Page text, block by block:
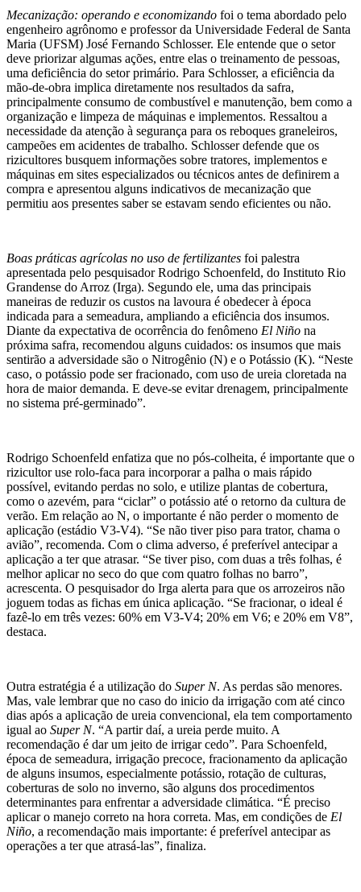
Mecanização: operando e economizando foi o tema abordado pelo
engenheiro agrônomo e professor da Universidade Federal de Santa
Maria (UFSM) José Fernando Schlosser. Ele entende que o setor
deve priorizar algumas ações, entre elas o treinamento de pessoas,
uma deficiência do setor primário. Para Schlosser, a eficiência da
mão-de-obra implica diretamente nos resultados da safra,
principalmente consumo de combustível e manutenção, bem como a
organização e limpeza de máquinas e implementos. Ressaltou a
necessidade da atenção à segurança para os reboques graneleiros,
campeões em acidentes de trabalho. Schlosser defende que os
rizicultores busquem informações sobre tratores, implementos e
máquinas em sites especializados ou técnicos antes de definirem a
compra e apresentou alguns indicativos de mecanização que
permitiu aos presentes saber se estavam sendo eficientes ou não.
Boas práticas agrícolas no uso de fertilizantes foi palestra
apresentada pelo pesquisador Rodrigo Schoenfeld, do Instituto Rio
Grandense do Arroz (Irga). Segundo ele, uma das principais
maneiras de reduzir os custos na lavoura é obedecer à época
indicada para a semeadura, ampliando a eficiência dos insumos.
Diante da expectativa de ocorrência do fenômeno El Niño na
próxima safra, recomendou alguns cuidados: os insumos que mais
sentirão a adversidade são o Nitrogênio (N) e o Potássio (K). “Neste
caso, o potássio pode ser fracionado, com uso de ureia cloretada na
hora de maior demanda. E deve-se evitar drenagem, principalmente
no sistema pré-germinado”.
Rodrigo Schoenfeld enfatiza que no pós-colheita, é importante que o
rizicultor use rolo-faca para incorporar a palha o mais rápido
possível, evitando perdas no solo, e utilize plantas de cobertura,
como o azevém, para “ciclar” o potássio até o retorno da cultura de
verão. Em relação ao N, o importante é não perder o momento de
aplicação (estádio V3-V4). “Se não tiver piso para trator, chama o
avião”, recomenda. Com o clima adverso, é preferível antecipar a
aplicação a ter que atrasar. “Se tiver piso, com duas a três folhas, é
melhor aplicar no seco do que com quatro folhas no barro”,
acrescenta. O pesquisador do Irga alerta para que os arrozeiros não
joguem todas as fichas em única aplicação. “Se fracionar, o ideal é
fazê-lo em três vezes: 60% em V3-V4; 20% em V6; e 20% em V8”,
destaca.
Outra estratégia é a utilização do Super N. As perdas são menores.
Mas, vale lembrar que no caso do inicio da irrigação com até cinco
dias após a aplicação de ureia convencional, ela tem comportamento
igual ao Super N. “A partir daí, a ureia perde muito. A
recomendação é dar um jeito de irrigar cedo”. Para Schoenfeld,
época de semeadura, irrigação precoce, fracionamento da aplicação
de alguns insumos, especialmente potássio, rotação de culturas,
coberturas de solo no inverno, são alguns dos procedimentos
determinantes para enfrentar a adversidade climática. “É preciso
aplicar o manejo correto na hora correta. Mas, em condições de El
Niño, a recomendação mais importante: é preferível antecipar as
operações a ter que atrasá-las”, finaliza.